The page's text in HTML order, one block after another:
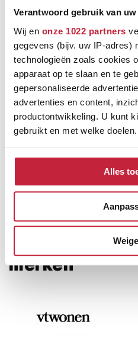
Verantwoord gebruik van
Wij en onze 1022 partners
gegevens (bijv. uw IP-adres)
technologieën zoals cookies
apparaat op te slaan en te
gepersonaliseerde
advertenties en content,
productontwikkeling. U kunt
gebruikt en met welke doelen.
Als u het toestaat, willen we
Informatie
locatie, die tot een paar
Uw apparaat
scannen op specifieke
verwerkt en stel uw
U kunt uw toestemming op
personaliseren, om functies
Alles
Keus uit meer dan 5000+
Ruim assortiment, elke stijl
Ontdek de
merken